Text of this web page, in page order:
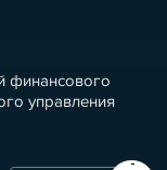
финансового
управления